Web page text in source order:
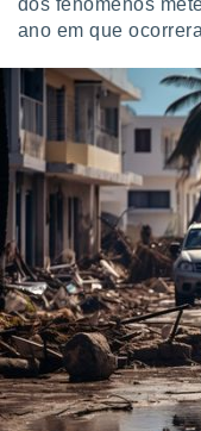
dos fenómenos
ano em que